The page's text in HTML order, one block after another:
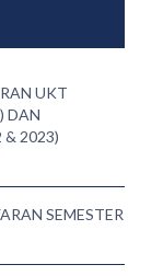
UKT
DAN
& 2023)
SEMESTER